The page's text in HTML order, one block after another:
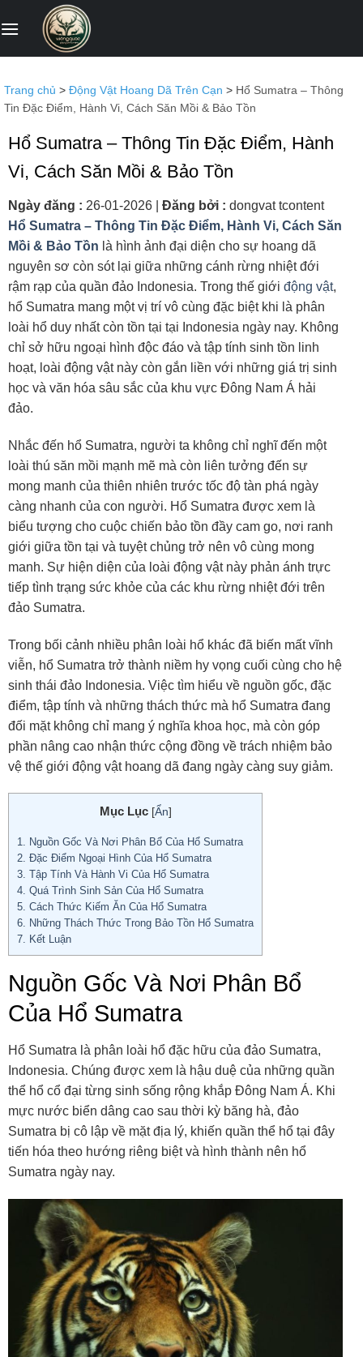
qua
Trang chủ > Động Vật Hoang Dã Trên Cạn > Hổ Sumatra – Thông
Tin Đặc Điểm, Hành Vi, Cách Săn Mồi & Bảo Tồn
Hổ Sumatra – Thông Tin Đặc Điểm, Hành
Vi, Cách Săn Mồi & Bảo Tồn
Ngày đăng : 26-01-2026 Đăng bởi : dongvat tcontent
Hổ Sumatra – Thông Tin Đặc Điểm, Hành Vi, Cách Săn
Mồi & Bảo Tồn là hình ảnh đại diện cho sự hoang dã
nguyên sơ còn sót lại giữa những cánh rừng nhiệt đới
rậm rạp của quần đảo Indonesia. Trong thế giới động vật,
hổ Sumatra mang một vị trí vô cùng đặc biệt khi là phân
loài hổ duy nhất còn tồn tại tại Indonesia ngày nay. Không
chỉ sở hữu ngoại hình độc đáo và tập tính sinh tồn linh
hoạt, loài động vật này còn gắn liền với những giá trị sinh
học và văn hóa sâu sắc của khu vực Đông Nam Á hải
đảo.
Nhắc đến hổ Sumatra, người ta không chỉ nghĩ đến một
loài thú săn mồi mạnh mẽ mà còn liên tưởng đến sự
mong manh của thiên nhiên trước tốc độ tàn phá ngày
càng nhanh của con người. Hổ Sumatra được xem là
biểu tượng cho cuộc chiến bảo tồn đầy cam go, nơi ranh
giới giữa tồn tại và tuyệt chủng trở nên vô cùng mong
manh. Sự hiện diện của loài động vật này phản ánh trực
tiếp tình trạng sức khỏe của các khu rừng nhiệt đới trên
đảo Sumatra.
Trong bối cảnh nhiều phân loài hổ khác đã biến mất vĩnh
viễn, hổ Sumatra trở thành niềm hy vọng cuối cùng cho hệ
sinh thái đảo Indonesia. Việc tìm hiểu về nguồn gốc, đặc
điểm, tập tính và những thách thức mà hổ Sumatra đang
đối mặt không chỉ mang ý nghĩa khoa học, mà còn góp
phần nâng cao nhận thức cộng đồng về trách nhiệm bảo
vệ thế giới động vật hoang dã đang ngày càng suy giảm.
Mục Lục [Ẩn]
1.
Nguồn Gốc Và Nơi Phân Bổ Của Hổ Sumatra
2. Đặc Điểm Ngoại Hình Của Hổ Sumatra
3. Tập Tính Và Hành Vi Của Hổ Sumatra
4. Quá Trình Sinh Sản Của Hổ Sumatra
5. Cách Thức Kiếm Ăn Của Hổ Sumatra
6. Những Thách Thức Trong Bảo Tồn Hổ Sumatra
7. Kết Luận
Nguồn Gốc Và Nơi Phân Bổ
Của Hổ Sumatra
Hổ Sumatra là phân loài hổ đặc hữu của đảo Sumatra,
Indonesia. Chúng được xem là hậu duệ của những quần
thể hổ cổ đại từng sinh sống rộng khắp Đông Nam Á. Khi
mực nước biển dâng cao sau thời kỳ băng hà, đảo
Sumatra bị cô lập về mặt địa lý, khiến quần thể hổ tại đây
tiến hóa theo hướng riêng biệt và hình thành nên hổ
Sumatra ngày nay.